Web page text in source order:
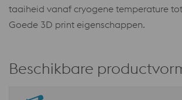
taaiheid vanaf cryogene temperature tot
Goede 3D print eigenschappen.
Beschikbare